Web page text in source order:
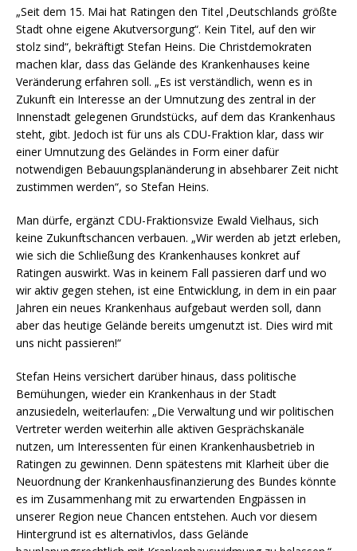
„Seit dem 15. Mai hat Ratingen den Titel ‚Deutschlands größte
Stadt ohne eigene Akutversorgung“. Kein Titel, auf den wir
stolz sind“, bekräftigt Stefan Heins. Die Christdemokraten
machen klar, dass das Gelände des Krankenhauses keine
Veränderung erfahren soll. „Es ist verständlich, wenn es in
Zukunft ein Interesse an der Umnutzung des zentral in der
Innenstadt gelegenen Grundstücks, auf dem das Krankenhaus
steht, gibt. Jedoch ist für uns als CDU-Fraktion klar, dass wir
einer Umnutzung des Geländes in Form einer dafür
notwendigen Bebauungsplanänderung in absehbarer Zeit nicht
zustimmen werden“, so Stefan Heins.
Man dürfe, ergänzt CDU-Fraktionsvize Ewald Vielhaus, sich
keine Zukunftschancen verbauen. „Wir werden ab jetzt erleben,
wie sich die Schließung des Krankenhauses konkret auf
Ratingen auswirkt. Was in keinem Fall passieren darf und wo
wir aktiv gegen stehen, ist eine Entwicklung, in dem in ein paar
Jahren ein neues Krankenhaus aufgebaut werden soll, dann
aber das heutige Gelände bereits umgenutzt ist. Dies wird mit
uns nicht passieren!“
Stefan Heins versichert darüber hinaus, dass politische
Bemühungen, wieder ein Krankenhaus in der Stadt
anzusiedeln, weiterlaufen: „Die Verwaltung und wir politischen
Vertreter werden weiterhin alle aktiven Gesprächskanäle
nutzen, um Interessenten für einen Krankenhausbetrieb in
Ratingen zu gewinnen. Denn spätestens mit Klarheit über die
Neuordnung der Krankenhausfinanzierung des Bundes könnte
es im Zusammenhang mit zu erwartenden Engpässen in
unserer Region neue Chancen entstehen. Auch vor diesem
Hintergrund ist es alternativlos, dass Gelände